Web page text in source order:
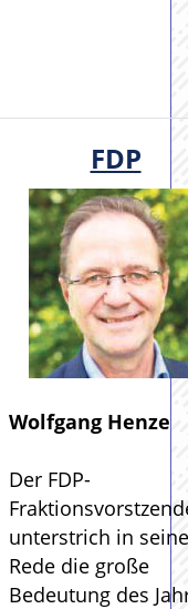
FDP
Wolfgang Henze
Der FDP-
unterstrich in
Rede die große
Bedeutung des